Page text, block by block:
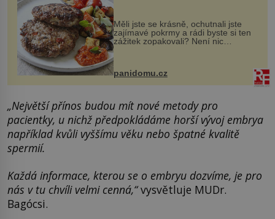
Měli jste se krásně, ochutnali jste
zajímavé pokrmy a rádi byste si ten
zážitek zopakovali? Není nic
snazšího. Pljeskavica (10 porcí)
Možná jste ji ochutnali na dovolené v
panidomu.cz
„Největší přínos budou mít nové metody pro
pacientky, u nichž předpokládáme horší vývoj embrya
například kvůli vyššímu věku nebo špatné kvalitě
spermií.
Každá informace, kterou se o embryu dozvíme, je pro
nás v tu chvíli velmi cenná,“vysvětluje MUDr.
Bagócsi.